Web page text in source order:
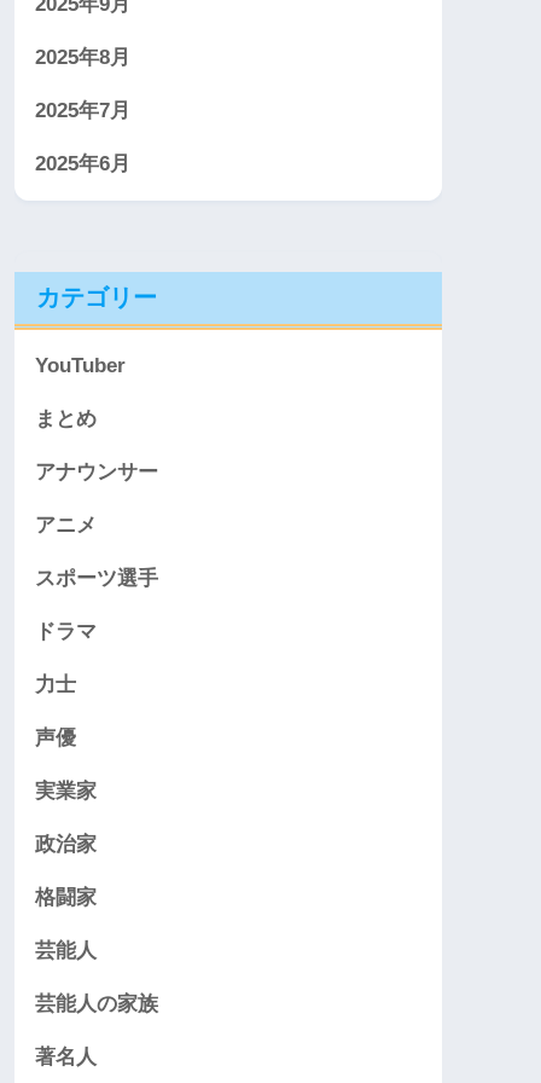
2025年8月
2025年7月
2025年6月
カテゴリー
YouTuber
まとめ
アナウンサー
アニメ
スポーツ選手
ドラマ
力士
声優
実業家
政治家
格闘家
芸能人
芸能人の家族
著名人